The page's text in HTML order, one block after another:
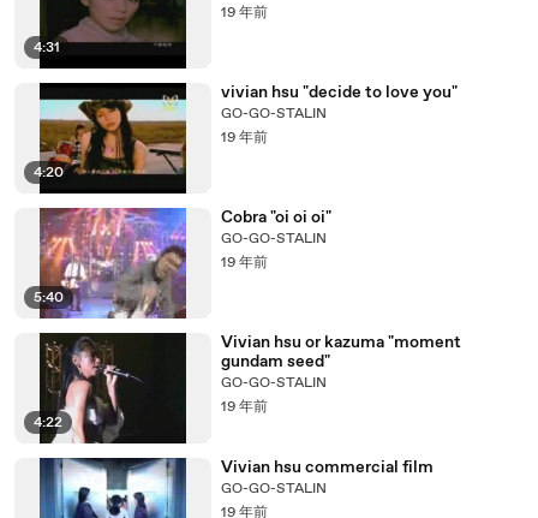
4:31
19 年前
4:20
vivian hsu "decide to love you"
GO-GO-STALIN
19 年前
5:40
Cobra "oi oi oi"
GO-GO-STALIN
19 年前
4:22
Vivian hsu or kazuma "moment
gundam seed"
GO-GO-STALIN
19 年前
Vivian hsu commercial film
GO-GO-STALIN
19 年前